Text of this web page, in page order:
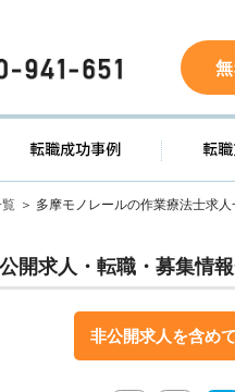
0120-941-651
検索 転職成功
多摩モノレールの作業療法士求人
公開求人・転職・募集情
非公開求人を含め